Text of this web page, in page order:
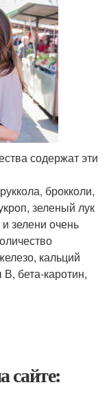
содержат эти
брокколи,
зеленый лук
зелени очень
кальций
бета-каротин,
сайте: